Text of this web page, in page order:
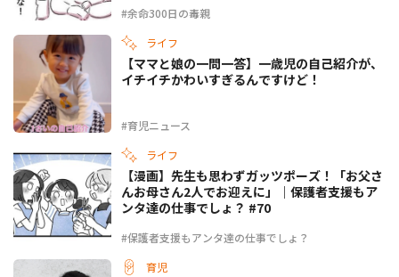
#余命300日の毒親
ライフ
#育児ニュース
【ママと娘の一問一答】一歳児の自己紹介が、
イチイチかわいすぎるんですけど！
ライフ
#保護者支援もアンタ達の仕事でしょ？
【漫画】先生も思わずガッツポーズ！「お父さ
んお母さん2人でお迎えに」｜保護者支援もア
ンタ達の仕事でしょ？ #70
育児